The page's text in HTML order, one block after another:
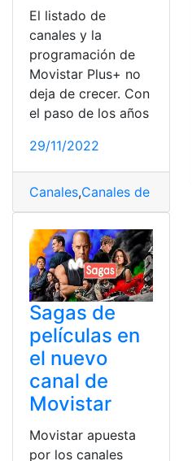
El listado de
canales y la
programación de
Movistar Plus+ no
deja de crecer. Con
el paso de los años
29/11/2022
Canales,Canales de TV
Sagas de
películas en
el nuevo
canal de
Movistar
Movistar apuesta
por los canales